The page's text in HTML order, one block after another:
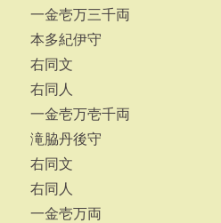
一金壱万三千両
本多紀伊守
右同文
右同人
一金壱万壱千両
滝脇丹後守
右同文
右同人
一金壱万両